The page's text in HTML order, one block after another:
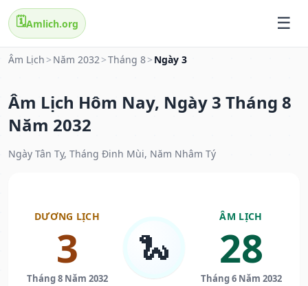
🗓️Amlich.org
Âm Lịch > Năm 2032>Tháng 8> Ngày 3
Âm Lịch Hôm Nay, Ngày 3 Tháng 8
Năm 2032
Ngày Tân Tỵ, Tháng Đinh Mùi, Năm Nhâm Tý
DƯƠNG LỊCH
3
Tháng 8 Năm 2032
🐍
ÂM LỊCH
28
Tháng 6 Năm 2032